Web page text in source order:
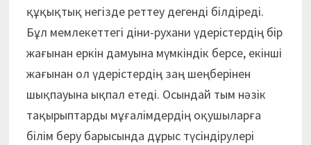
құқықтық негізде реттеу дегенді білдіреді.
Бұл мемлекеттегі діни-рухани үдерістердің бір
жағынан еркін дамуына мүмкіндік берсе, екінші
жағынан ол үдерістердің заң шеңберінен
шықпауына ықпал етеді. Осындай тым нәзік
тақырыптарды мұғалімдердің оқушыларға
білім беру барысында дұрыс түсіндірулері